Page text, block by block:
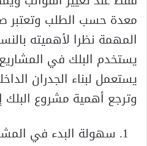
معدة حسب الطلب وتعتبر
المهمة نظرا لأهميته
يستخدم البلك في المشاريع
يستعمل لبناء الجدران
وترجع أهمية مشروع البلك
سهولة البدء في